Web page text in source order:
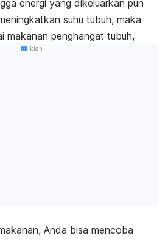
energi yang dikeluarkan pun
suhu tubuh, maka
makanan penghangat tubuh,
Iklan
Anda bisa mencoba